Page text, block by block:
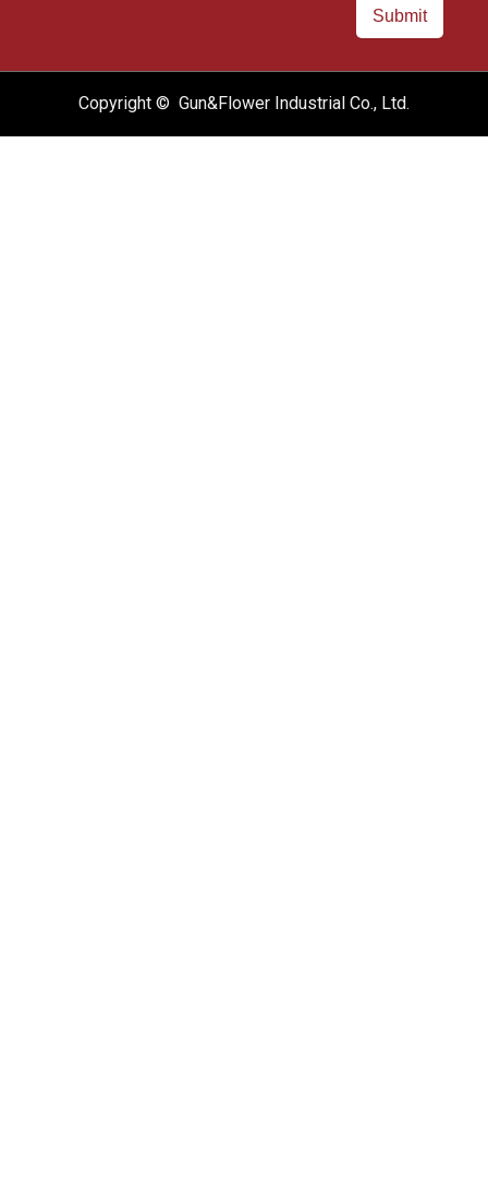
Submit
Copyright © Gun&Flower Industrial Co., Ltd.